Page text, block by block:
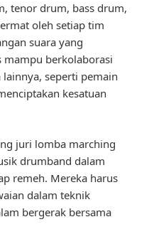
tenor drum, bass drum,
oleh setiap tim
suara yang
mampu berkolaborasi
seperti pemain
kesatuan
juri lomba marching
drumband dalam
remeh. Mereka harus
dalam teknik
bergerak bersama